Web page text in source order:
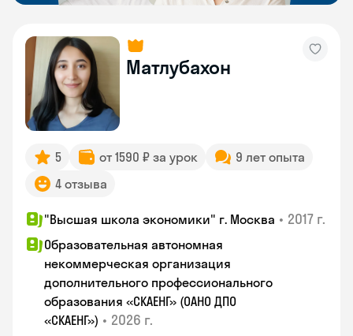
Матлубахон
5 от 1590 ₽ за урок
9 лет опыта
4 отзыва
"Высшая школа экономики" г. Москва • 2017 г.
Образовательная автономная
некоммерческая организация
дополнительного профессионального
образования «СКАЕНГ» (ОАНО ДПО
«СКАЕНГ») • 2026 г.